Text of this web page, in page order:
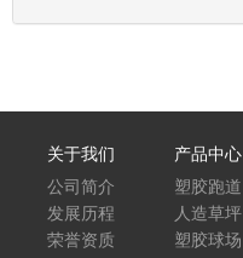
关于我们
公司简介
发展历程
荣誉资质
产品中心
塑胶跑道
人造草坪
塑胶球场